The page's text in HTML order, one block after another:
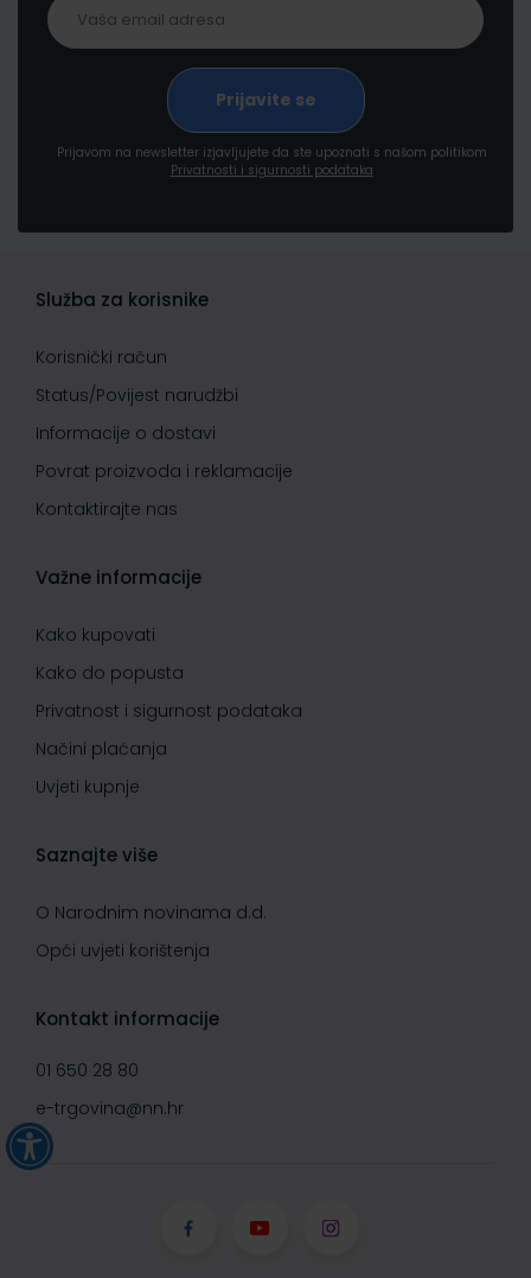
Prijavom na newsletter izjavljujete da ste upoznati s našom politikom
Privatnosti i sigurnosti podataka
Služba za korisnike
Korisnički račun
Status/Povijest narudžbi
Informacije o dostavi
Povrat proizvoda i reklamacije
Kontaktirajte nas
Važne informacije
Kako kupovati
Kako do popusta
Privatnost i sigurnost podataka
Načini plaćanja
Uvjeti kupnje
Saznajte više
O Narodnim novinama d.d.
Opći uvjeti korištenja
Kontakt informacije
01 650 28 80
e-trgovina@nn.hr